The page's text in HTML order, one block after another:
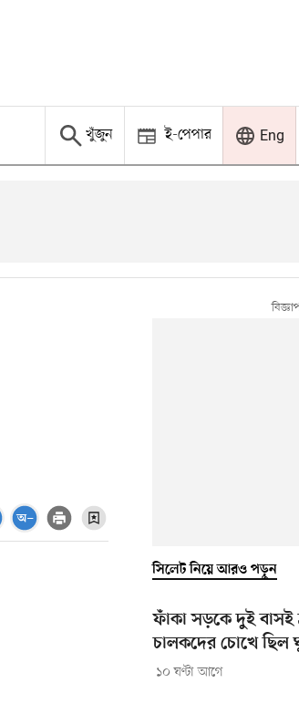
খুঁজুন ই-পেপার Eng
সিলেট নিয়ে আরও পড়ুন
ফাঁকা সড়কে দুই
চালকদের চোখে ছিল
১০ ঘণ্টা আগে